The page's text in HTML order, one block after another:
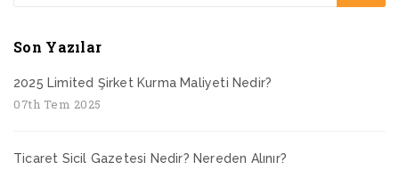
Son Yazılar
2025 Limited Şirket Kurma Maliyeti Nedir?
07th Tem 2025
Ticaret Sicil Gazetesi Nedir? Nereden Alınır?